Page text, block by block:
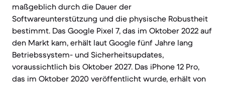
maßgeblich durch die Dauer der
Softwareunterstützung und die physische Robustheit
bestimmt. Das Google Pixel 7, das im Oktober 2022 auf
den Markt kam, erhält laut Google fünf Jahre lang
Betriebssystem- und Sicherheitsupdates,
voraussichtlich bis Oktober 2027. Das iPhone 12 Pro,
das im Oktober 2020 veröffentlicht wurde, erhält von